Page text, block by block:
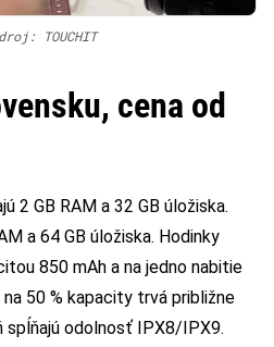
TOUCHIT
cena od
2 GB RAM a 32 GB úložiska.
a 64 GB úložiska. Hodinky
850 mAh a na jedno nabitie
na 50 % kapacity trvá približne
spĺňajú odolnosť IPX8/IPX9.